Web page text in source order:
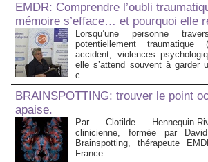
EMDR: Comprendre l’oubli
mémoire s’efface… et pourquoi elle
Lorsqu’une personne
potentiellement traumatique
accident, violences
elle s’attend souvent à garder
c...
BRAINSPOTTING: trouver le point
apaise.
Par Clotilde Hennequin-
clinicienne, formée par
Brainspotting, thérapeute
France....